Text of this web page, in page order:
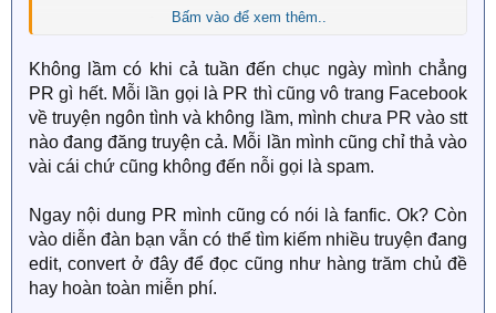
Cháu "góp ý" ở đây có vẻ sai địa điểm ạ.
Nhưng cháu không phải các bạn fan bàn luận về nội
dung truyện fanfic nên cháu chưa đọc cũng không ảnh
hưởng đến thắc mắc cháu đang muốn hỏi ạ.
Bác nói bác không hỏi má Quẫn để viết và còn có bạn
Cho dù cháu không biết luận nhưng cháu nghĩ có lẽ bác
không làm sai.
Nhưng cháu không hỏi bác sai hay đúng mà chỉ đứng
Bấm vào để xem thêm..
Không lầm có khi cả tuần đến chục ngày mình chẳng
PR gì hết. Mỗi lần gọi là PR thì cũng vô trang Facebook
về truyện ngôn tình và không lầm, mình chưa PR vào stt
nào đang đăng truyện cả. Mỗi lần mình cũng chỉ thả vào
vài cái chứ cũng không đến nỗi gọi là spam.
Ngay nội dung PR mình cũng có nói là fanfic. Ok? Còn
vào diễn đàn bạn vẫn có thể tìm kiếm nhiều truyện đang
edit, convert ở đây để đọc cũng như hàng trăm chủ đề
hay hoàn toàn miễn phí.